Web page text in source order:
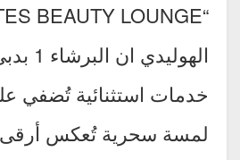
خدمات استثنائية تُضفي
لمسة سحرية تُعكس أرقى